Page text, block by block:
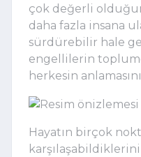
çok değerli
daha fazla insana
sürdürebilir hale
engellilerin
herkesin
Hayatın birçok